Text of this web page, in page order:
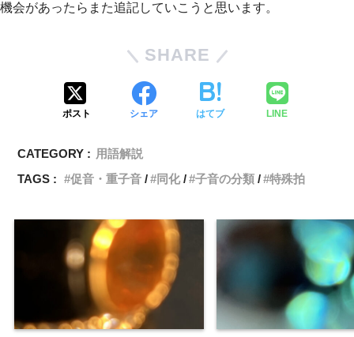
機会があったらまた追記していこうと思います。
SHARE
ポスト シェア はてブ LINE
CATEGORY : 用語解説
TAGS :
促音・重子音 同化 子音の分類 特殊拍